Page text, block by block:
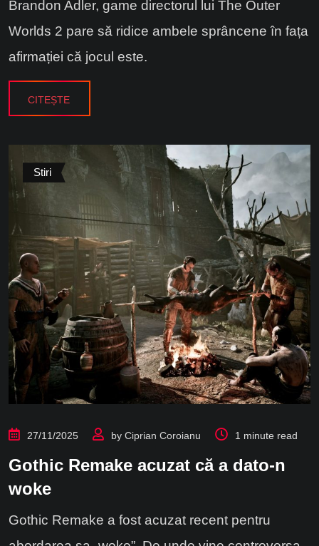
Brandon Adler, game directorul lui The Outer
Worlds 2 pare să ridice ambele sprâncene în fața
afirmației că jocul este.
CITEȘTE
Stiri
27/11/2025 by Ciprian Coroianu 1 minute read
Gothic Remake acuzat că a dato-n
woke
Gothic Remake a fost acuzat recent pentru